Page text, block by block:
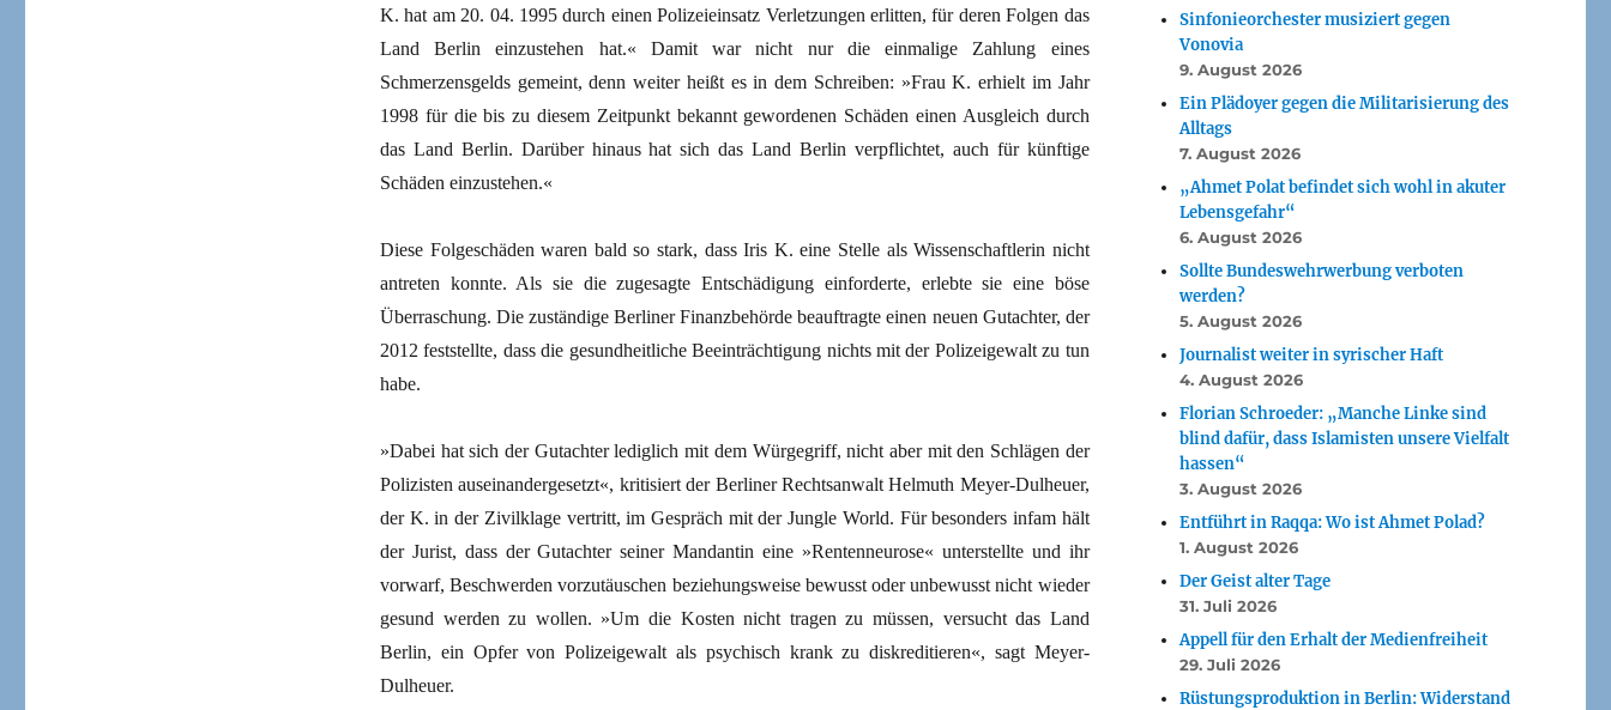
K. hat am 20. 04. 1995 durch einen Polizeieinsatz Verletzungen erlitten, für deren Folgen das
Land Berlin einzustehen hat.« Damit war nicht nur die einmalige Zahlung eines
Schmerzensgelds gemeint, denn weiter heißt es in dem Schreiben: »Frau K. erhielt im Jahr
1998 für die bis zu diesem Zeitpunkt bekannt gewordenen Schäden einen Ausgleich durch
das Land Berlin. Darüber hinaus hat sich das Land Berlin verpflichtet, auch für künftige
Schäden einzustehen.«
Diese Folgeschäden waren bald so stark, dass Iris K. eine Stelle als Wissenschaftlerin nicht
antreten konnte. Als sie die zugesagte Entschädigung einforderte, erlebte sie eine böse
Überraschung. Die zuständige Berliner Finanzbehörde beauftragte einen neuen Gutachter, der
2012 feststellte, dass die gesundheitliche Beeinträchtigung nichts mit der Polizeigewalt zu tun
habe.
»Dabei hat sich der Gutachter lediglich mit dem Würgegriff, nicht aber mit den Schlägen der
Polizisten auseinandergesetzt«, kritisiert der Berliner Rechtsanwalt Helmuth Meyer-Dulheuer,
der K. in der Zivilklage vertritt, im Gespräch mit der Jungle World. Für besonders infam hält
der Jurist, dass der Gutachter seiner Mandantin eine »Rentenneurose« unterstellte und ihr
vorwarf, Beschwerden vorzutäuschen beziehungsweise bewusst oder unbewusst nicht wieder
gesund werden zu wollen. »Um die Kosten nicht tragen zu müssen, versucht das Land
Berlin, ein Opfer von Polizeigewalt als psychisch krank zu diskreditieren«, sagt Meyer-
Dulheuer.
Sinfonieorchester musiziert gegen
Vonovia
9. August 2026
Ein Plädoyer gegen die Militarisierung des
Alltags
7. August 2026
„Ahmet Polat befindet sich wohl in akuter
Lebensgefahr“
6. August 2026
Sollte Bundeswehrwerbung verboten
werden?
5. August 2026
Journalist weiter in syrischer Haft
4. August 2026
Florian Schroeder: „Manche Linke sind
blind dafür, dass Islamisten unsere Vielfalt
hassen“
3. August 2026
Entführt in Raqqa: Wo ist Ahmet Polad?
1. August 2026
Der Geist alter Tage
31. Juli 2026
Appell für den Erhalt der Medienfreiheit
29. Juli 2026
Rüstungsproduktion in Berlin: Widerstand